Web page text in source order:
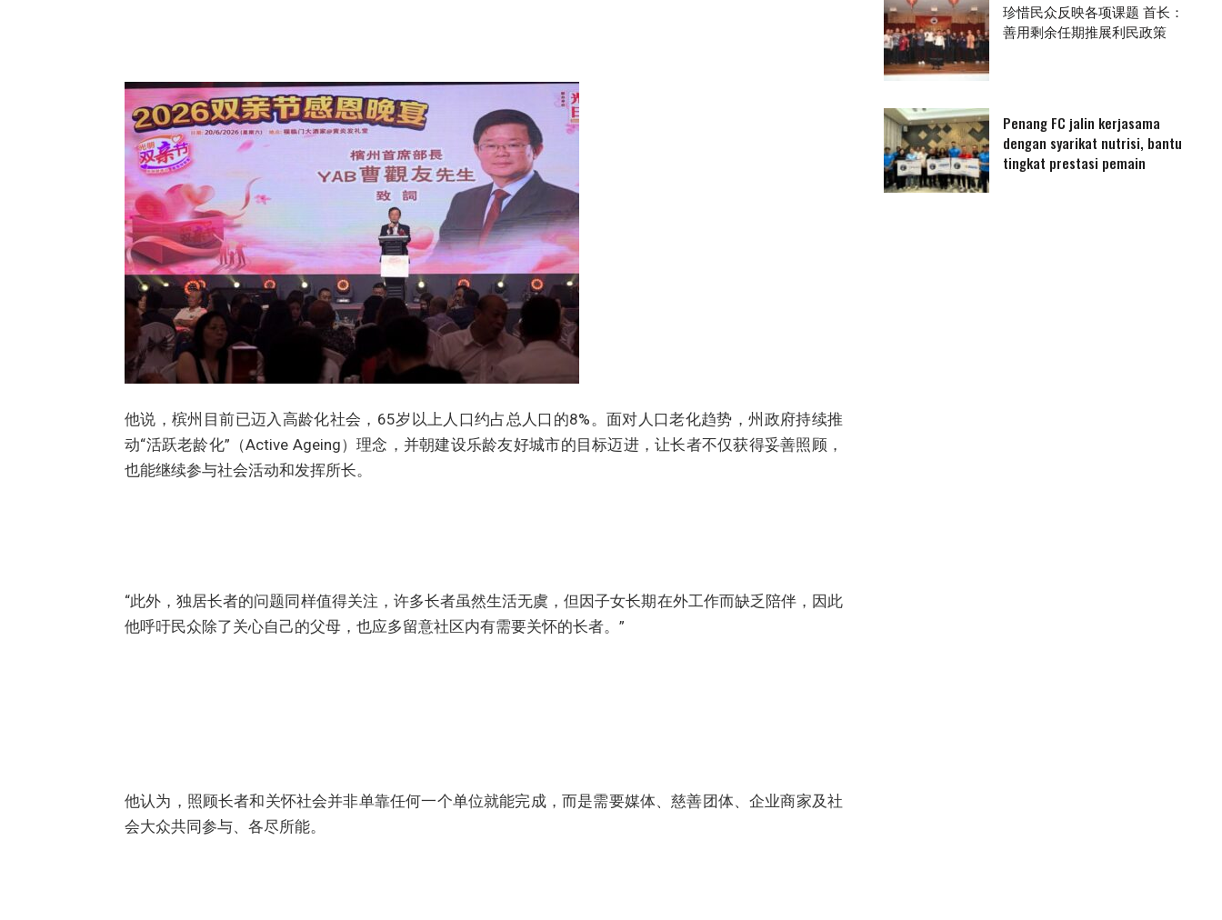
他说，槟州目前已迈入高龄化社会，65岁以上人口约占总人口的8%。面对人口老化趋势，州政府持续推
动“活跃老龄化”（Active Ageing）理念，并朝建设乐龄友好城市的目标迈进，让长者不仅获得妥善照顾，
也能继续参与社会活动和发挥所长。
“此外，独居长者的问题同样值得关注，许多长者虽然生活无虞，但因子女长期在外工作而缺乏陪伴，因此
他呼吁民众除了关心自己的父母，也应多留意社区内有需要关怀的长者。”
他认为，照顾长者和关怀社会并非单靠任何一个单位就能完成，而是需要媒体、慈善团体、企业商家及社
会大众共同参与、各尽所能。
珍惜民众反映各项课题 首长：
善用剩余任期推展利民政策
Penang FC jalin kerjasama
dengan syarikat nutrisi, bantu
tingkat prestasi pemain